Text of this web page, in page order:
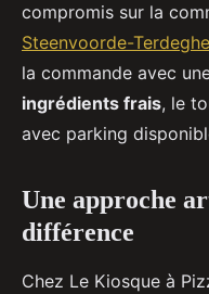
compromis sur la
Steenvoorde-
la commande avec
ingrédients frais, le
avec parking
Une approche
différence
Chez Le Kiosque à